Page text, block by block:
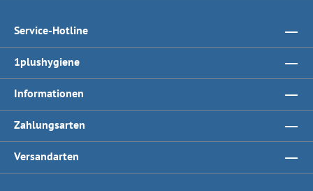
Service-Hotline
1plushygiene
Informationen
Zahlungsarten
Versandarten